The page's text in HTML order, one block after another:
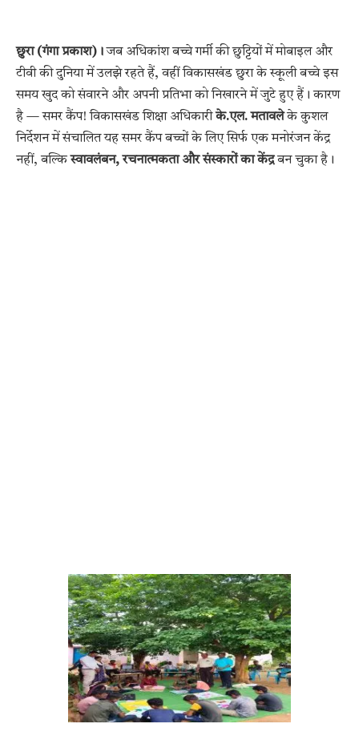
छुरा (गंगा प्रकाश)। जब अधिकांश बच्चे गर्मी की छुट्टियों में मोबाइल और
टीवी की दुनिया में उलझे रहते हैं, वहीं विकासखंड छुरा के स्कूली बच्चे इस
समय खुद को संवारने और अपनी प्रतिभा को निखारने में जुटे हुए हैं। कारण
है — समर कैंप! विकासखंड शिक्षा अधिकारीके.एल. मतावलेके कुशल
निर्देशन में संचालित यह समर कैंप बच्चों के लिए सिर्फ एक मनोरंजन केंद्र
नहीं, बल्किस्वावलंबन, रचनात्मकता और संस्कारों का केंद्रबन चुका है।